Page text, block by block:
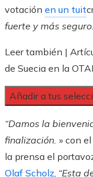
votación en un tuit
fuerte y más seguro.
Leer también |
de Suecia en la
Añadir a tus
“Damos la
finalización. » con
la prensa el
Olaf Scholz, “Esta